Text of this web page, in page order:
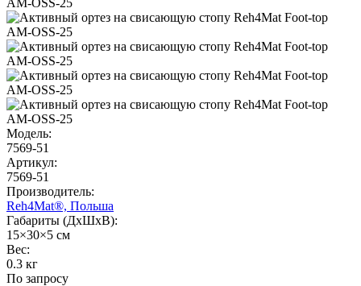
Модель:
7569-51
Артикул:
7569-51
Производитель:
Reh4Mat®, Польша
Габариты (ДхШхВ):
15×30×5 см
Вес:
0.3 кг
По запросу